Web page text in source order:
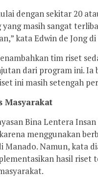
dengan sekitar 20
yang masih sangat
kata Edwin de Jong
tim riset
dari program ini. Ia
ini masih setengah
Masyarakat
Bina Lentera
menggunakan
Manado. Namun, kata
hasil riset